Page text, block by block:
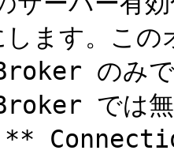
ます。こ
のみで
では無